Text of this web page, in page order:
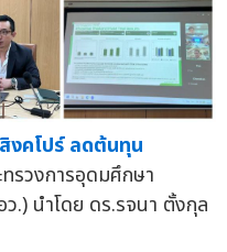
งคโปร์ ลดต้นทุน
รวงการอุดมศึกษา
.) นำโดย ดร.รจนา ตั้งกุล